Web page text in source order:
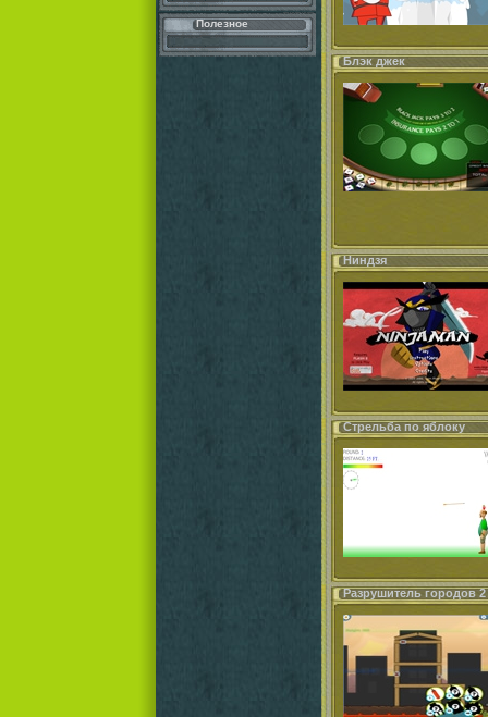
Полезное
Блэк джек
Ниндзя
Стрельба по яблоку
Разрушитель городов 2